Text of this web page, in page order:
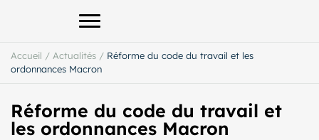
Afficher le menu principal
Accueil / Actualités / Réforme du code du travail et les
ordonnances Macron
Réforme du code du travail et
les ordonnances Macron